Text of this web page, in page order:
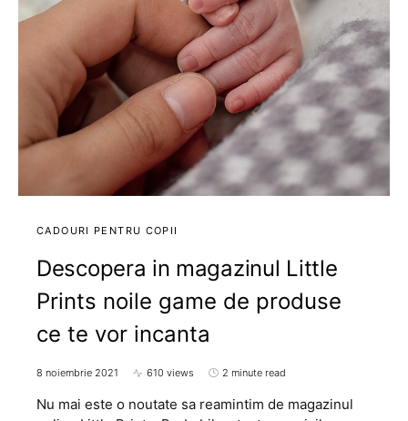
CADOURI PENTRU COPII
Descopera in magazinul Little
Prints noile game de produse
ce te vor incanta
8 noiembrie 2021 610 views 2 minute read
Nu mai este o noutate sa reamintim de magazinul